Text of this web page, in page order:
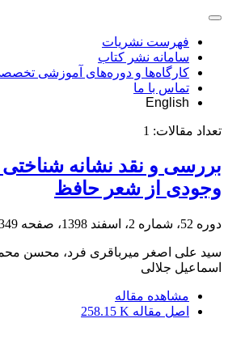
فهرست نشریات
سامانه نشر کتاب
کارگاه‌ها و دوره‌های آموزشی
تماس با ما
English
تعداد مقالات: 1
بررسی و نقد نشانه‏
وجودی از شعر حافظ
دوره 52، شماره 2، اسفند 1398، صفحه 365
سید علی اصغر میرباقری فرد، محسن
اسماعیل جلالی
مشاهده مقاله
اصل مقاله 258.15 K